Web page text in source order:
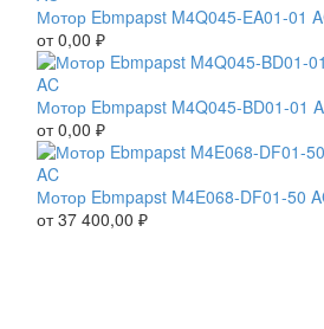
Мотор Ebmpapst M4Q045-EA01-01
от0,00 ₽
Мотор Ebmpapst M4Q045-BD01-01
от0,00 ₽
Мотор Ebmpapst M4E068-DF01-50
от37 400,00 ₽